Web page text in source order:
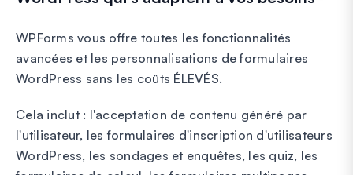
WPForms vous offre toutes les fonctionnalités
avancées et les personnalisations de formulaires
WordPress sans les coûts ÉLEVÉS.
Cela inclut : l'acceptation de contenu généré par
l'utilisateur, les formulaires d'inscription d'utilisateurs
WordPress, les sondages et enquêtes, les quiz, les